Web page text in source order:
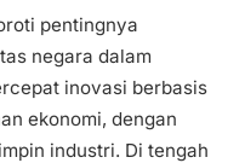
pentingnya
negara dalam
inovasi berbasis
ekonomi, dengan
industri. Di tengah